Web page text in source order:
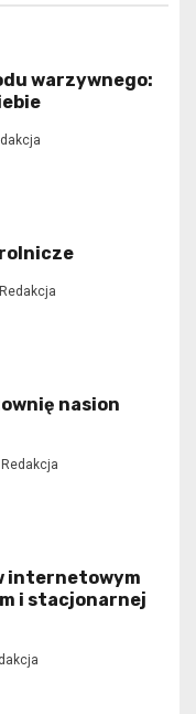
warzywnego:
Redakcja
nasion
Redakcja
internetowym
i stacjonarnej